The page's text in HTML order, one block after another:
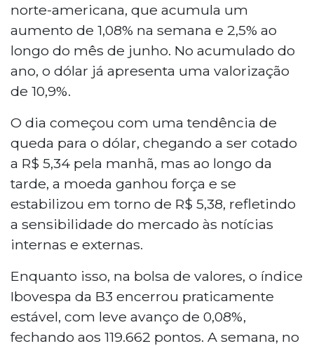
norte-americana, que acumula um
aumento de 1,08% na semana e 2,5% ao
longo do mês de junho. No acumulado do
ano, o dólar já apresenta uma valorização
de 10,9%.
O dia começou com uma tendência de
queda para o dólar, chegando a ser cotado
a R$ 5,34 pela manhã, mas ao longo da
tarde, a moeda ganhou força e se
estabilizou em torno de R$ 5,38, refletindo
a sensibilidade do mercado às notícias
internas e externas.
Enquanto isso, na bolsa de valores, o índice
Ibovespa da B3 encerrou praticamente
estável, com leve avanço de 0,08%,
fechando aos 119.662 pontos. A semana, no